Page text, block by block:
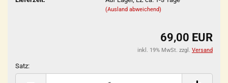
(Ausland abweichend)
69,00 EUR
inkl. 19% MwSt. zzgl. Versand
Satz:
Satz